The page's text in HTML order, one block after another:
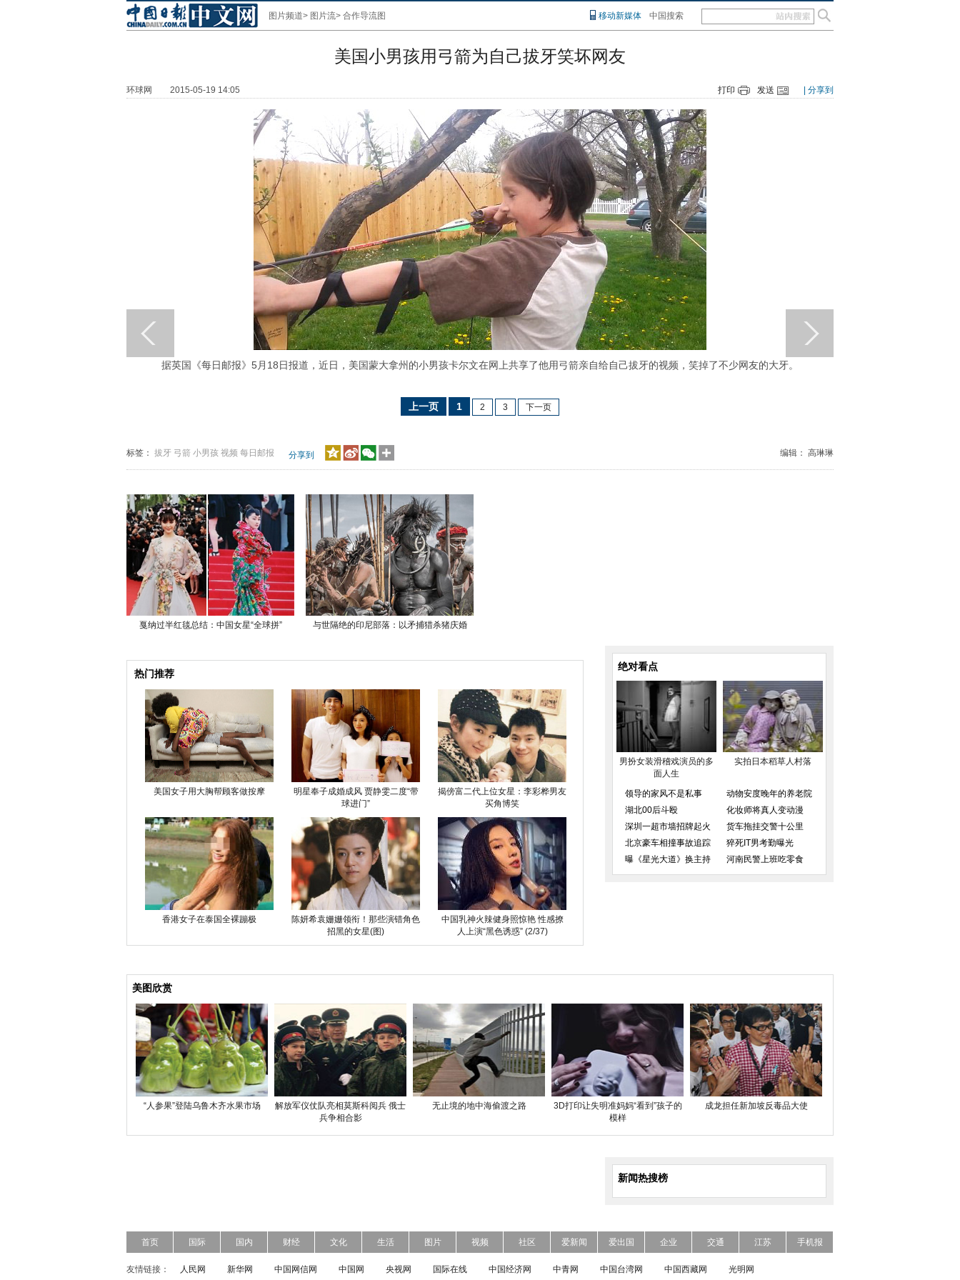
图片频道> 图片流> 合作导流图 移动新媒体 中国搜索
美国小男孩用弓箭为自己拔牙笑坏网友
环球网 2015-05-19 14:05 打印 发送 | 分享到
据英国《每日邮报》5月18日报道，近日，美国蒙大拿州的小男孩卡尔文在网上共享了他用弓箭亲自给自己拔牙的视频，笑掉了不少网友的大牙。
上一页 1 2 3 下一页
标签： 拔牙 弓箭 小男孩 视频 每日邮报 分享到 编辑： 高琳琳
戛纳过半红毯总结：中国女星“全球拼” 与世隔绝的印尼部落：以矛捕猎杀猪庆婚
热门推荐
美国女子用大胸帮顾客做按摩
明星奉子成婚成风 贾静雯二度“带
球进门”
揭傍富二代上位女星：李彩桦男友
买角博笑
香港女子在泰国全裸蹦极
陈妍希袁姗姗领衔！那些演错角色
招黑的女星(图)
中国乳神火辣健身照惊艳 性感撩
人上演“黑色诱惑” (2/37)
绝对看点
男扮女装滑稽戏演员的多
面人生
实拍日本稻草人村落
领导的家风不是私事
湖北00后斗殴
深圳一超市墙招牌起火
北京豪车相撞事故追踪
曝《星光大道》换主持
动物安度晚年的养老院
化妆师将真人变动漫
货车拖挂交警十公里
猝死IT男考勤曝光
河南民警上班吃零食
美图欣赏
“人参果”登陆乌鲁木齐水果市场
解放军仪仗队亮相莫斯科阅兵 俄士
兵争相合影
无止境的地中海偷渡之路
3D打印让失明准妈妈“看到”孩子的
模样
成龙担任新加坡反毒品大使
新闻热搜榜
首页 国际 国内 财经 文化 生活 图片 视频 社区 爱新闻 爱出国 企业 交通 江苏 手机报
友情链接： 人民网 新华网 中国网信网 中国网 央视网 国际在线 中国经济网 中青网 中国台湾网 中国西藏网 光明网